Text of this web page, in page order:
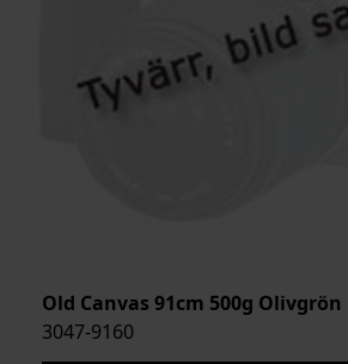
Old Canvas 91cm 500g Olivgrön
3047-9160